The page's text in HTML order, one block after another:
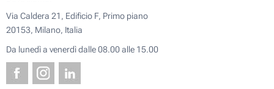
Via Caldera 21, Edificio F, Primo piano
20153, Milano, Italia
Da lunedì a venerdì dalle 08.00 alle 15.00